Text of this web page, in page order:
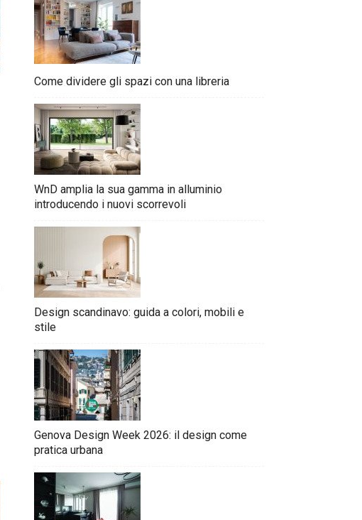
Come dividere gli spazi con una libreria
WnD amplia la sua gamma in alluminio
introducendo i nuovi scorrevoli
Design scandinavo: guida a colori, mobili e
stile
Genova Design Week 2026: il design come
pratica urbana